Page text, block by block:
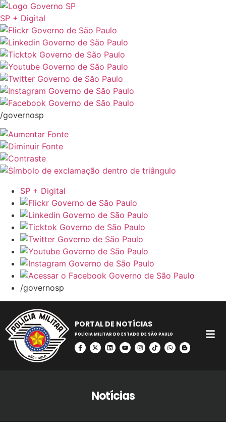
SP + Digital
/governosp
SP + Digital
/governosp
PORTAL DE NOTÍCIAS
POLÍCIA MILITAR DO ESTADO DE SÃO PAULO
Notícias